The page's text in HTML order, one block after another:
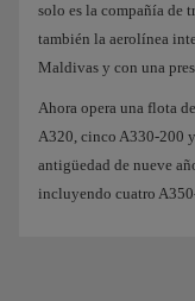
solo es la compañía de
también la aerolínea
Maldivas y con una
Ahora opera una flota
A320, cinco A330-200
antigüedad de nueve
incluyendo cuatro